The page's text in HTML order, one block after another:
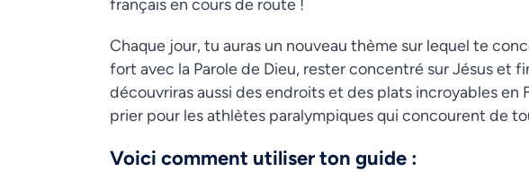
français en cours de route !
Chaque jour, tu auras un nouveau thème sur lequel te
fort avec la Parole de Dieu, rester concentré sur Jésus et
découvriras aussi des endroits et des plats incroyables en
prier pour les athlètes paralympiques qui concourent de
Voici comment utiliser ton guide :